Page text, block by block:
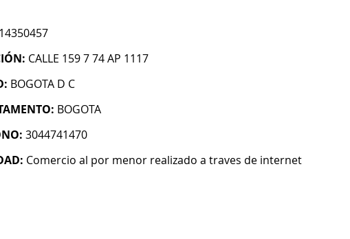
CALLE 159 7 74 AP 1117
BOGOTA D C
BOGOTA
3044741470
Comercio al por menor realizado a traves de internet